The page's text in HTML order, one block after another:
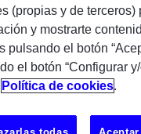
nuestro equipo de
de transformación
como internacionales.
(propias y de
y mostrarte
pulsando el botón
el botón “Configurar
Política de cookies.